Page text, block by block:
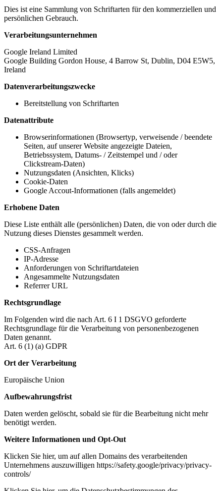
Dies ist eine Sammlung von Schriftarten für den kommerziellen und
persönlichen Gebrauch.
Verarbeitungsunternehmen
Google Ireland Limited
Google Building Gordon House, 4 Barrow St, Dublin, D04 E5W5,
Ireland
Datenverarbeitungszwecke
Bereitstellung von Schriftarten
Datenattribute
Browserinformationen (Browsertyp, verweisende / beendete
Seiten, auf unserer Website angezeigte Dateien,
Betriebssystem, Datums- / Zeitstempel und / oder
Clickstream-Daten)
Nutzungsdaten (Ansichten, Klicks)
Cookie-Daten
Google Accout-Informationen (falls angemeldet)
Erhobene Daten
Diese Liste enthält alle (persönlichen) Daten, die von oder durch die
Nutzung dieses Dienstes gesammelt werden.
CSS-Anfragen
IP-Adresse
Anforderungen von Schriftartdateien
Angesammelte Nutzungsdaten
Referrer URL
Rechtsgrundlage
Im Folgenden wird die nach Art. 6 I 1 DSGVO geforderte
Rechtsgrundlage für die Verarbeitung von personenbezogenen
Daten genannt.
Art. 6 (1) (a) GDPR
Ort der Verarbeitung
Europäische Union
Aufbewahrungsfrist
Daten werden gelöscht, sobald sie für die Bearbeitung nicht mehr
benötigt werden.
Weitere Informationen und Opt-Out
Klicken Sie hier, um auf allen Domains des verarbeitenden
Unternehmens auszuwilligen https://safety.google/privacy/privacy-
controls/